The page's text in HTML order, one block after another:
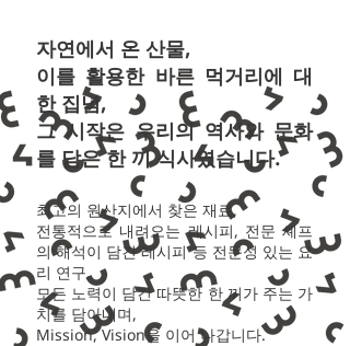
자연에서 온 산물,
이를 활용한 바른 먹거리에 대
한 집념,
그 시작은 우리의 역사와 문화
를 담은 한 끼 식사였습니다.
최고의 원산지에서 찾은 재료,
전통적으로 내려오는 레시피, 전문 셰프
의 해석이 담긴 레시피 등 전문성 있는 요
리 연구,
모든 노력이 담긴 따뜻한 한 끼가 주는 가
치를 담아내며,
Mission, Vision을 이어 나갑니다.